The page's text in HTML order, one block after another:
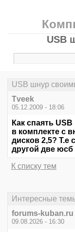
USB
USB шнур
Tveek
05.12.2009 - 18:06
Как спаять
в комплекте с
дисков 2,5? Т.е
другой две
К списку тем
Интересные
forums-kuban.ru
09.08.2026 - 16:30